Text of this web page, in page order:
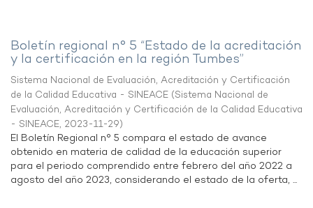
Boletín regional n° 5 “Estado de la acreditación
y la certificación en la región Tumbes”
Sistema Nacional de Evaluación, Acreditación y Certificación
de la Calidad Educativa - SINEACE (Sistema Nacional de
Evaluación, Acreditación y Certificación de la Calidad Educativa
- SINEACE, 2023-11-29)
El Boletín Regional n° 5 compara el estado de avance
obtenido en materia de calidad de la educación superior
para el periodo comprendido entre febrero del año 2022 a
agosto del año 2023, considerando el estado de la oferta, ...